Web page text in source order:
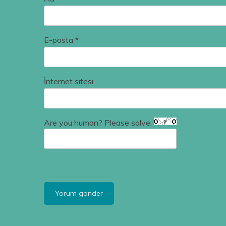
E-posta *
İnternet sitesi
Are you human? Please solve: